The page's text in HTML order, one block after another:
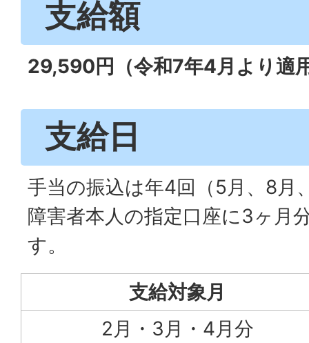
支給額
29,590円（令和7年4月より適
支給日
手当の振込は年4回（5月、8月
障害者本人の指定口座に3ヶ月
す。
支給対象月
2月・3月・4月分